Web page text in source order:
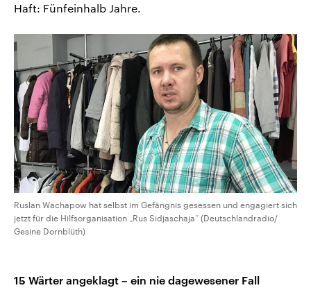
Haft: Fünfeinhalb Jahre.
Ruslan Wachapow hat selbst im Gefängnis gesessen und engagiert sich
jetzt für die Hilfsorganisation „Rus Sidjaschaja“ (Deutschlandradio/
Gesine Dornblüth)
15 Wärter angeklagt – ein nie dagewesener Fall